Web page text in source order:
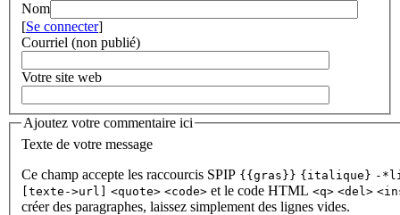
Nom
[Se connecter]
Courriel (non publié)
Votre site web
Ajoutez votre commentaire ici
Texte de votre message
Ce champ accepte les raccourcis SPIP {{gras}} {italique} -
[texte->url] <quote> <code> et le code HTML <q> <del>
créer des paragraphes, laissez simplement des lignes vides.